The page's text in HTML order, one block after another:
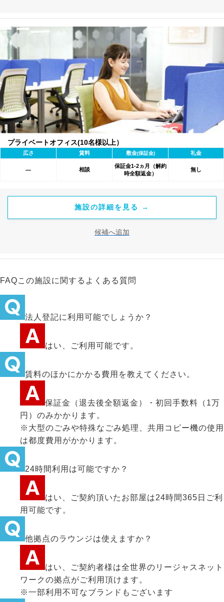
プライベートオフィス(10名様以上）
広さ 賃料 敷金(保証金) 礼金
― 相談
保証金1-2ヵ月（解約
時全額返金）
無し
施設の詳細を見る →
候補へ追加
FAQこの施設に関するよくある質問
法人登記に利用可能でしょうか？
はい、ご利用可能です。
賃料のほかにかかる費用を教えてください。
保証金（退去後全額返金）・初回手数料（1万
円）のみかかります。
※大型のごみや特殊なごみ処理、共用コピー機の使用
は都度費用がかかります。
24時間利用は可能ですか？
はい、ご契約頂いたお部屋は24時間365日ご利
用可能です。
他拠点のラウンジは使えますか？
はい、ご契約者様は全世界のリージャスネット
ワークの拠点がご利用頂けます。
※一部利用不可なブランドもございます